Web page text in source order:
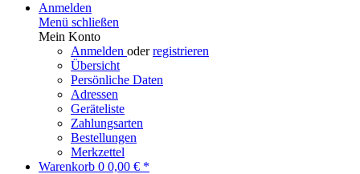
Anmelden
Menü schließen
Mein Konto
Anmelden oderregistrieren
Übersicht
Persönliche Daten
Adressen
Geräteliste
Zahlungsarten
Bestellungen
Merkzettel
Warenkorb 0 0,00 € *